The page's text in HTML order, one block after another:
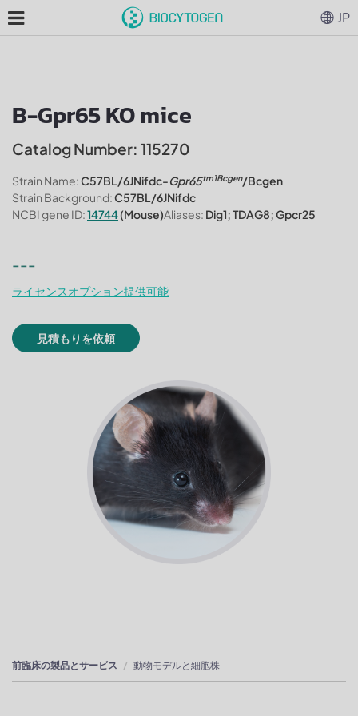
B-Gpr65 KO mice
Catalog Number: 115270
Strain Name:C57BL/6JNifdc-Gpr65tm1Bcgen/Bcgen
Strain Background:C57BL/6JNifdc
NCBI gene ID:14744(Mouse)Aliases: Dig1; TDAG8; Gpcr25
---
ライセンスオプション提供可能
見積もりを依頼
前臨床の製品とサービス 動物モデルと細胞株
JP